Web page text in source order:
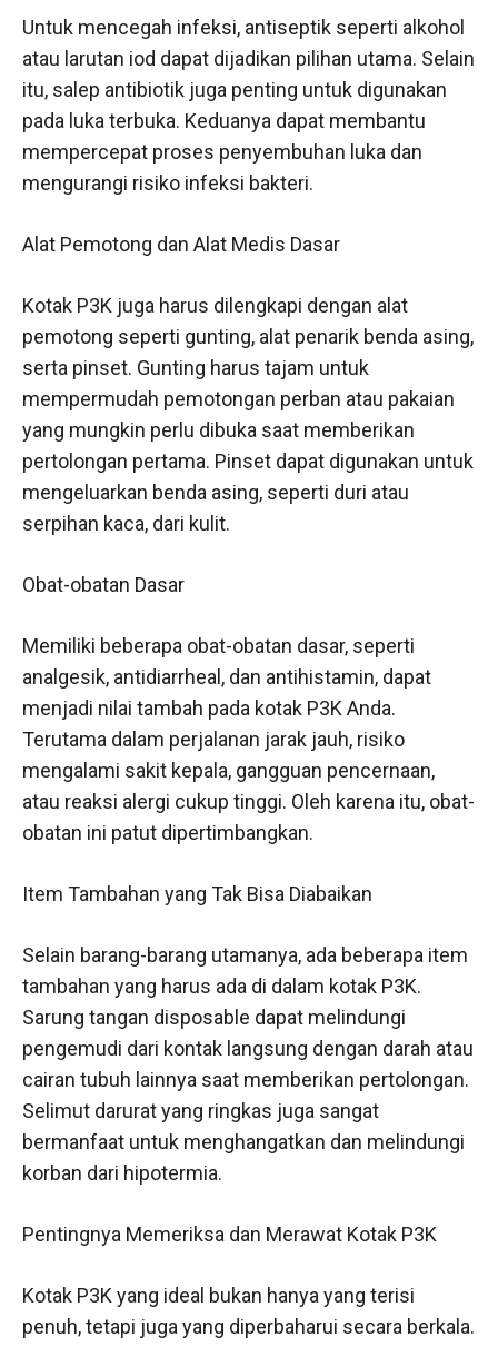
Untuk mencegah infeksi, antiseptik seperti alkohol
atau larutan iod dapat dijadikan pilihan utama. Selain
itu, salep antibiotik juga penting untuk digunakan
pada luka terbuka. Keduanya dapat membantu
mempercepat proses penyembuhan luka dan
mengurangi risiko infeksi bakteri.
Alat Pemotong dan Alat Medis Dasar
Kotak P3K juga harus dilengkapi dengan alat
pemotong seperti gunting, alat penarik benda asing,
serta pinset. Gunting harus tajam untuk
mempermudah pemotongan perban atau pakaian
yang mungkin perlu dibuka saat memberikan
pertolongan pertama. Pinset dapat digunakan untuk
mengeluarkan benda asing, seperti duri atau
serpihan kaca, dari kulit.
Obat-obatan Dasar
Memiliki beberapa obat-obatan dasar, seperti
analgesik, antidiarrheal, dan antihistamin, dapat
menjadi nilai tambah pada kotak P3K Anda.
Terutama dalam perjalanan jarak jauh, risiko
mengalami sakit kepala, gangguan pencernaan,
atau reaksi alergi cukup tinggi. Oleh karena itu, obat-
obatan ini patut dipertimbangkan.
Item Tambahan yang Tak Bisa Diabaikan
Selain barang-barang utamanya, ada beberapa item
tambahan yang harus ada di dalam kotak P3K.
Sarung tangan disposable dapat melindungi
pengemudi dari kontak langsung dengan darah atau
cairan tubuh lainnya saat memberikan pertolongan.
Selimut darurat yang ringkas juga sangat
bermanfaat untuk menghangatkan dan melindungi
korban dari hipotermia.
Pentingnya Memeriksa dan Merawat Kotak P3K
Kotak P3K yang ideal bukan hanya yang terisi
penuh, tetapi juga yang diperbaharui secara berkala.